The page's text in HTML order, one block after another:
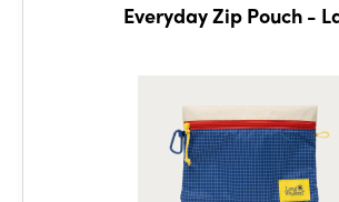
Everyday Zip Pouch -